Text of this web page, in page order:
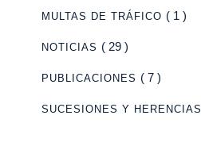
MULTAS DE TRÁFICO ( 1 )
NOTICIAS ( 29 )
PUBLICACIONES ( 7 )
SUCESIONES Y HERENCIAS